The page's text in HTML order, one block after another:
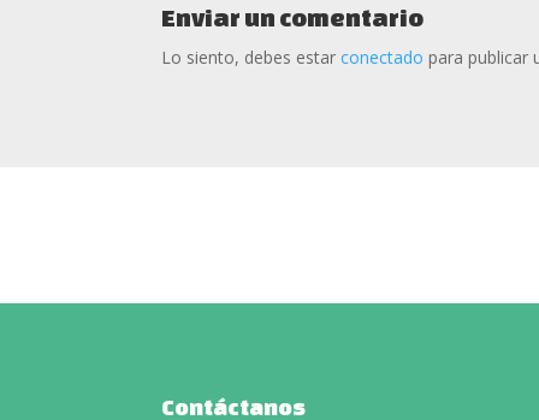
Enviar un comentario
Lo siento, debes estarconectado para publicar
Contáctanos